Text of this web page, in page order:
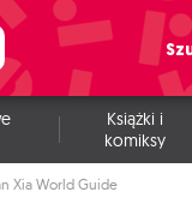
Książki i
komiksy
Xia World Guide